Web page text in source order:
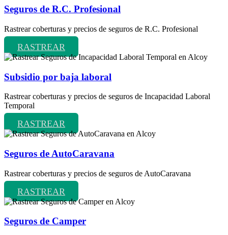
Seguros de R.C. Profesional
Rastrear coberturas y precios de seguros de R.C. Profesional
RASTREAR
Subsidio por baja laboral
Rastrear coberturas y precios de seguros de Incapacidad Laboral
Temporal
RASTREAR
Seguros de AutoCaravana
Rastrear coberturas y precios de seguros de AutoCaravana
RASTREAR
Seguros de Camper